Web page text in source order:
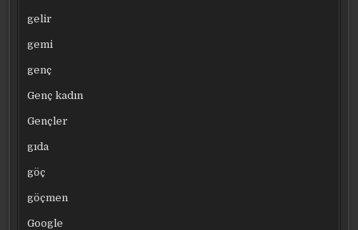
gelir
gemi
genç
Genç kadın
Gençler
gıda
göç
göçmen
Google